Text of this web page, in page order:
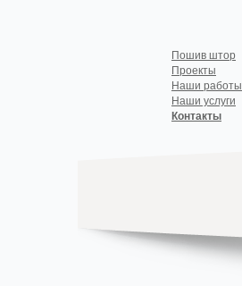
Пошив штор
Проекты
Наши работы
Наши услуги
Контакты